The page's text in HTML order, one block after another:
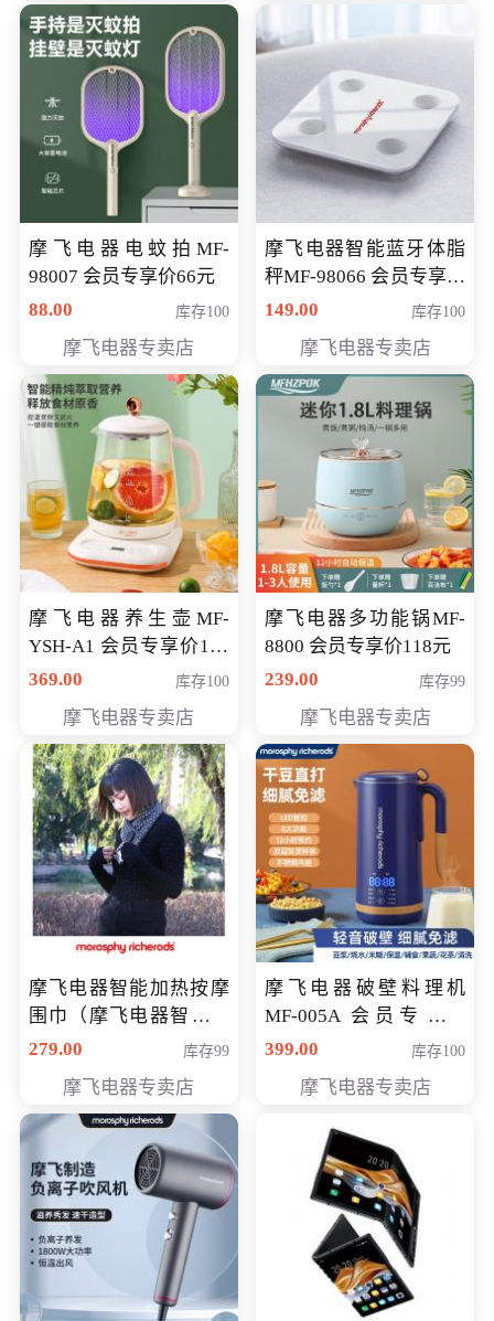
摩飞电器电蚊拍MF-
98007 会员专享价66元
88.00
库存100
摩飞电器专卖店
摩飞电器智能蓝牙体脂
秤MF-98066 会员专享价
98元
149.00 库存100
摩飞电器专卖店
摩飞电器养生壶MF-
YSH-A1 会员专享价198
元
369.00 库存100
摩飞电器专卖店
摩飞电器多功能锅MF-
8800 会员专享价118元
239.00
库存99
摩飞电器专卖店
摩飞电器智能加热按摩
围巾（摩飞电器智能加
热按摩围脖） 会员专享
279.00 库存99
摩飞电器专卖店
摩飞电器破壁料理机
MF-005A 会员专享价
198元
399.00 库存100
摩飞电器专卖店